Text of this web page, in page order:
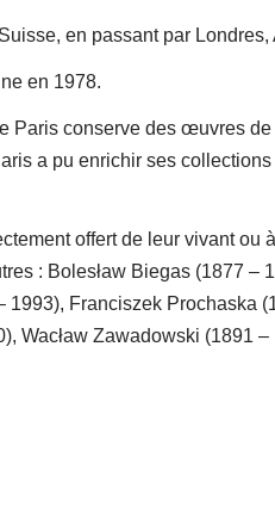
en passant par
en 1978.
Paris conserve des œuvres
a pu enrichir ses
offert de leur vivant ou
: Bolesław Biegas (1877 –
1993), Franciszek Prochaska
Wacław Zawadowski (1891